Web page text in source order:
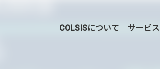
COLSISについて サービス